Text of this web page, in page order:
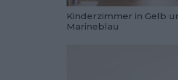
Kinderzimmer in Gelb
Marineblau